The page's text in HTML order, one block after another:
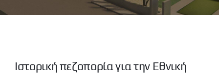
Ιστορική πεζοπορία για την Εθνική